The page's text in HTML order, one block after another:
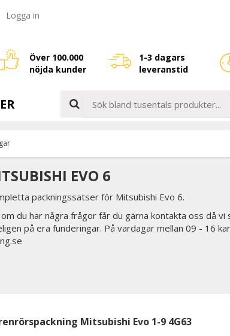
Logga in
Över 100.000
nöjda kunder
1-3 dagars
leveranstid
EVO 6
packningssatser för Mitsubishi Evo 6.
du har några frågor får du gärna kontakta oss då
på era funderingar. På vardagar mellan 09 - 16
Mitsubishi Evo 1-9 4G63